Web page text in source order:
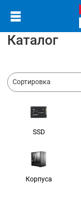
Каталог
SSD
Корпуса